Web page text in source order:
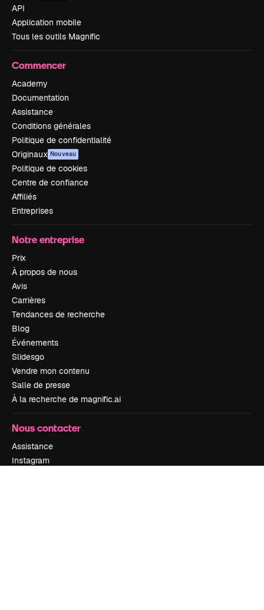
API
Application mobile
Tous les outils Magnific
Commencer
Academy
Documentation
Assistance
Conditions générales
Politique de confidentialité
Originaux Nouveau
Politique de cookies
Centre de confiance
Affiliés
Entreprises
Notre entreprise
Prix
À propos de nous
Avis
Carrières
Tendances de recherche
Blog
Événements
Slidesgo
Vendre mon contenu
Salle de presse
À la recherche de magnific.ai
Nous contacter
Assistance
Instagram